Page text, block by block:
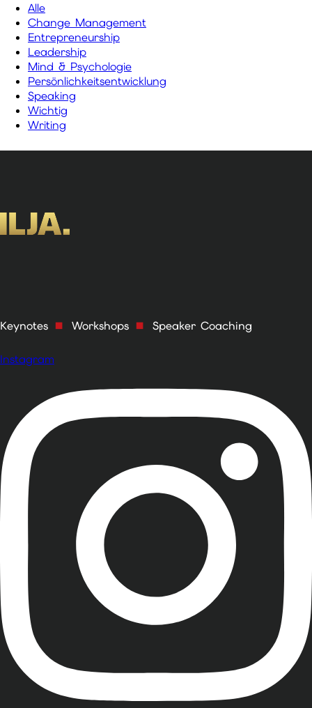
Alle
Change Management
Entrepreneurship
Leadership
Mind & Psychologie
Persönlichkeitsentwicklung
Speaking
Wichtig
Writing
Keynotes ■ Workshops ■ Speaker Coaching
Instagram